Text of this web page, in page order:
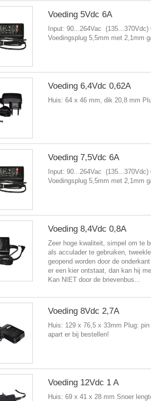
Voeding 5Vdc 6A
Input: 90...264Vac
Voedingsplug 5,5mm met 2,1mm
Voeding 6,4Vdc 0,62A
Huis: 64 x 46 mm, dik 20,8 mm
Voeding 7,5Vdc 6A
Input: 90...264Vac
Voedingsplug 5,5mm met 2,1mm
Voeding 8,4Vdc 0,8A
Zeer hoge kwaliteit, simpel om te
als acculader te gebruiken,
geopend worden door de
er een kier ontstaat, dan kan hij
Kan NIET door de brievenbus...
Voeding 8Vdc 2,7A
Huis: 129 x 76,5 x 33mm Plug:
apart er bij bestellen!
Voeding 12Vdc 1 A
Huis: 69 x 41 x 28 mm Snoer